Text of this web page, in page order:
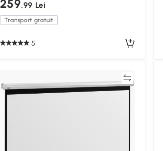
259,99 Lei
Transport gratuit
5